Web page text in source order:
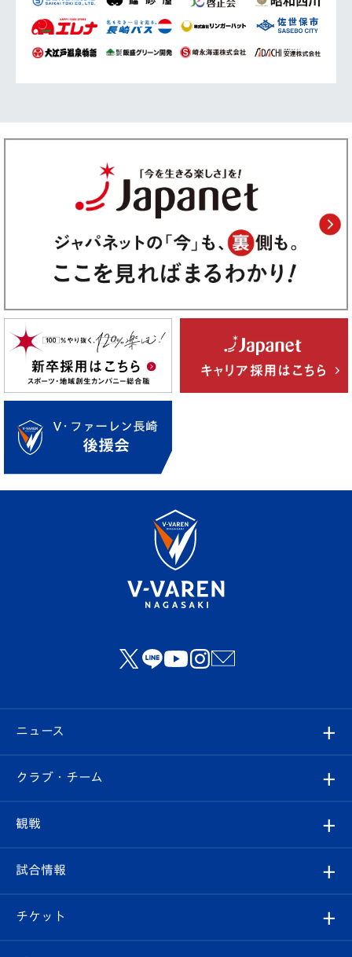
ニュース
すべて
クラブ
試合情報
クラブ・チーム
クラブ概要
エンブレム紹介
観戦
観戦ルール
はじめての観戦ガイド
試合情報
試合日程/結果
チケット